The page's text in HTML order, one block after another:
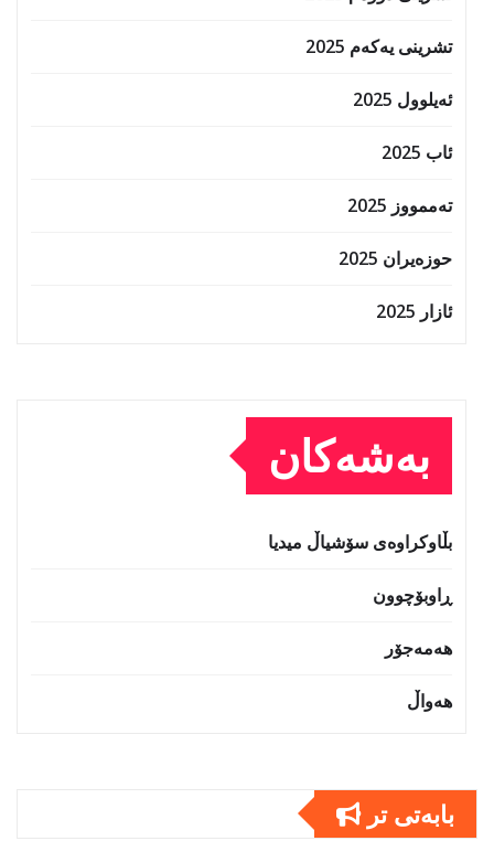
تشرینی یەکەم 2025
ئەیلوول 2025
ئاب 2025
تەممووز 2025
حوزه‌یران 2025
ئازار 2025
بەشەکان
بڵاوکراوەی سۆشیاڵ میدیا
ڕاوبۆچوون
هەمەجۆر
هەواڵ
بابەتى تر